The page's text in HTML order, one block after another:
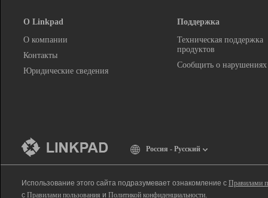
О Linkpad
О компании
Контакты
Юридические сведения
Поддержка
Техническая поддержка
продуктов
Сообщить о нарушениях
Россия - Русский
Использование этого сайта подразумевает ознакомление с Правилами
с Правилами пользования и Политикой конфиденциальности.